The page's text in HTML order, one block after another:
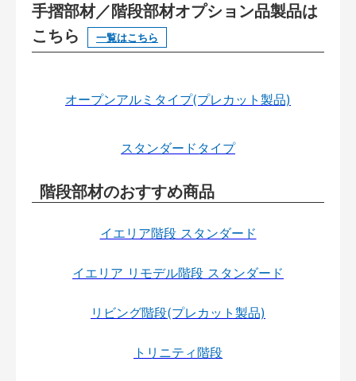
手摺部材／階段部材オプション品製品は
こちら
一覧はこちら
オープンアルミタイプ(プレカット製品)
スタンダードタイプ
階段部材のおすすめ商品
イエリア階段 スタンダード
イエリア リモデル階段 スタンダード
リビング階段(プレカット製品)
トリニティ階段